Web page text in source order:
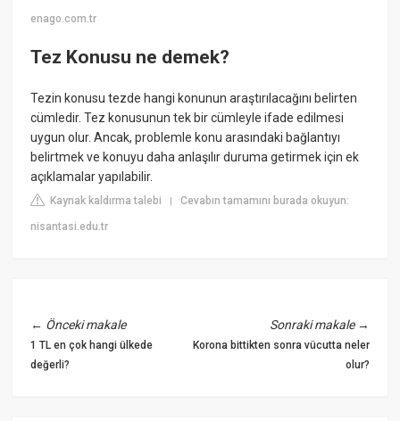
enago.com.tr
Tez Konusu ne demek?
Tezin konusu tezde hangi konunun araştırılacağını belirten
cümledir. Tez konusunun tek bir cümleyle ifade edilmesi
uygun olur. Ancak, problemle konu arasındaki bağlantıyı
belirtmek ve konuyu daha anlaşılır duruma getirmek için ek
açıklamalar yapılabilir.
Kaynak kaldırma talebi |Cevabın tamamını burada okuyun:
nisantasi.edu.tr
← Önceki makale
1 TL en çok hangi ülkede
değerli?
Sonraki makale→
Korona bittikten sonra vücutta neler
olur?